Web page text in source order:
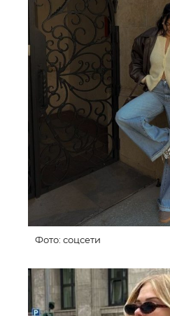
Фото: соцсети